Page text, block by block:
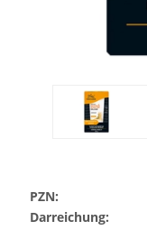
PZN:
Darreichung: